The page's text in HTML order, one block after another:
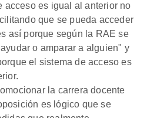
acceso es igual al anterior no
que se pueda acceder
así porque según la RAE se
o amparar a alguien" y
el sistema de acceso es
la carrera docente
es lógico que se